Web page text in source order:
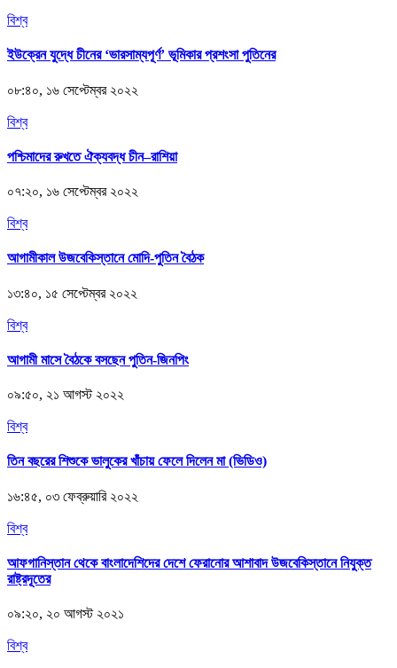
বিশ্ব
ইউক্রেন যুদ্ধে চীনের ‘ভারসাম্যপূর্ণ’ ভূমিকার প্রশংসা পুতিনের
০৮:৪০, ১৬ সেপ্টেম্বর ২০২২
বিশ্ব
পশ্চিমাদের রুখতে ঐক্যবদ্ধ চীন–রাশিয়া
০৭:২০, ১৬ সেপ্টেম্বর ২০২২
বিশ্ব
আগামীকাল উজবেকিস্তানে মোদি-পুতিন বৈঠক
১৩:৪০, ১৫ সেপ্টেম্বর ২০২২
বিশ্ব
আগামী মাসে বৈঠকে বসছেন পুতিন-জিনপিং
০৯:৫০, ২১ আগস্ট ২০২২
বিশ্ব
তিন বছরের শিশুকে ভালুকের খাঁচায় ফেলে দিলেন মা (ভিডিও)
১৬:৪৫, ০৩ ফেব্রুয়ারি ২০২২
বিশ্ব
আফগানিস্তান থেকে বাংলাদেশিদের দেশে ফেরানোর আশাবাদ উজবেকিস্তানে নিযুক্ত
রাষ্ট্রদূতের
০৯:২০, ২০ আগস্ট ২০২১
বিশ্ব